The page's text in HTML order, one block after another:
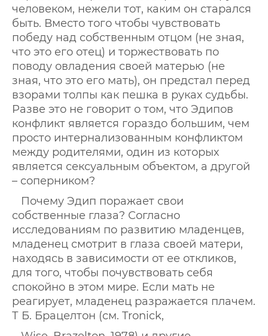
человеком, нежели тот, каким он старался
быть. Вместо того чтобы чувствовать
победу над собственным отцом (не зная,
что это его отец) и торжествовать по
поводу овладения своей матерью (не
зная, что это его мать), он предстал перед
взорами толпы как пешка в руках судьбы.
Разве это не говорит о том, что Эдипов
конфликт является гораздо большим, чем
просто интернализованным конфликтом
между родителями, один из которых
является сексуальным объектом, а другой
– соперником?
Почему Эдип поражает свои
собственные глаза? Согласно
исследованиям по развитию младенцев,
младенец смотрит в глаза своей матери,
находясь в зависимости от ее откликов,
для того, чтобы почувствовать себя
спокойно в этом мире. Если мать не
реагирует, младенец разражается плачем.
Т Б. Брацелтон (см. Tronick,